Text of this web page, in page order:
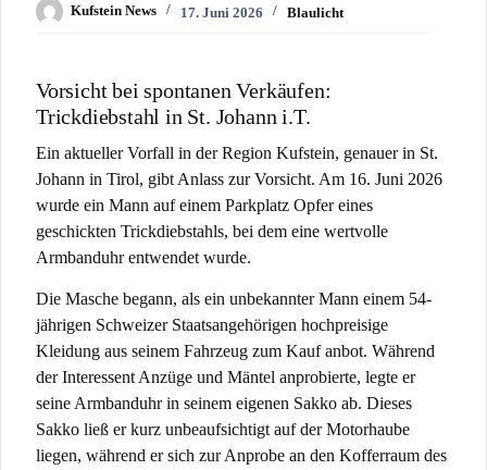
Kufstein News 17. Juni 2026 Blaulicht
Vorsicht bei spontanen Verkäufen:
Trickdiebstahl in St. Johann i.T.
Ein aktueller Vorfall in der Region Kufstein, genauer in St.
Johann in Tirol, gibt Anlass zur Vorsicht. Am 16. Juni 2026
wurde ein Mann auf einem Parkplatz Opfer eines
geschickten Trickdiebstahls, bei dem eine wertvolle
Armbanduhr entwendet wurde.
Die Masche begann, als ein unbekannter Mann einem 54-
jährigen Schweizer Staatsangehörigen hochpreisige
Kleidung aus seinem Fahrzeug zum Kauf anbot. Während
der Interessent Anzüge und Mäntel anprobierte, legte er
seine Armbanduhr in seinem eigenen Sakko ab. Dieses
Sakko ließ er kurz unbeaufsichtigt auf der Motorhaube
liegen, während er sich zur Anprobe an den Kofferraum des